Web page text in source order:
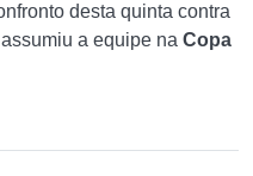
desta quinta contra
a equipe na Copa